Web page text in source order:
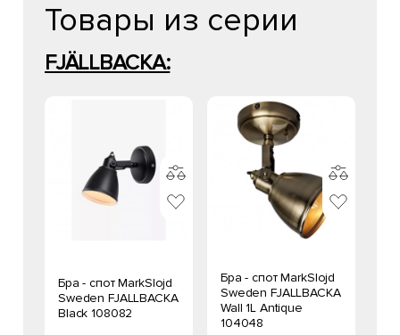
Товары из серии
FJÄLLBACKA:
Бра - спот MarkSlojd
Sweden FJALLBACKA
Black 108082
Бра - спот MarkSlojd
Sweden FJALLBACKA
Wall 1L Antique
104048